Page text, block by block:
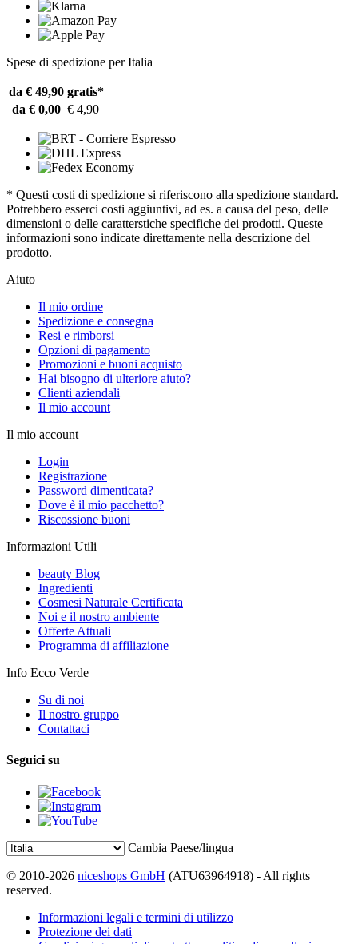
Spese di spedizione per Italia
da € 49,90 gratis*
da € 0,00 € 4,90
* Questi costi di spedizione si riferiscono alla spedizione standard.
Potrebbero esserci costi aggiuntivi, ad es. a causa del peso, delle
dimensioni o delle caratterstiche specifiche dei prodotti. Queste
informazioni sono indicate direttamente nella descrizione del
prodotto.
Aiuto
Il mio ordine
Spedizione e consegna
Resi e rimborsi
Opzioni di pagamento
Promozioni e buoni acquisto
Hai bisogno di ulteriore aiuto?
Clienti aziendali
Il mio account
Il mio account
Login
Registrazione
Password dimenticata?
Dove è il mio pacchetto?
Riscossione buoni
Informazioni Utili
beauty Blog
Ingredienti
Cosmesi Naturale Certificata
Noi e il nostro ambiente
Offerte Attuali
Programma di affiliazione
Info Ecco Verde
Su di noi
Il nostro gruppo
Contattaci
Seguici su
Cambia Paese/lingua
© 2010-2026 niceshops GmbH (ATU63964918) - All rights
reserved.
Informazioni legali e termini di utilizzo
Protezione dei dati